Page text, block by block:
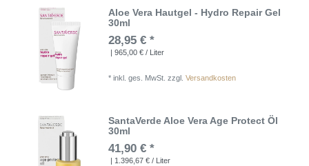
Aloe Vera Hautgel - Hydro Repair Gel
30ml
28,95 € *
| 965,00 € / Liter
*inkl. ges. MwSt. zzgl.Versandkosten
SantaVerde Aloe Vera Age Protect Öl
30ml
41,90 € *
| 1.396,67 € / Liter